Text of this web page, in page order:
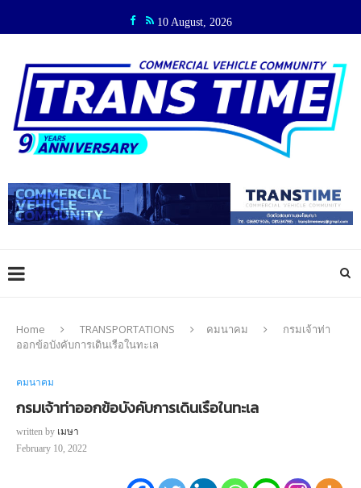
10 August, 2026
Home TRANSPORTATIONS คมนาคม
กรมเจ้าท่า
ออกข้อบังคับการเดินเรือในทะเล
คมนาคม
กรมเจ้าท่าออกข้อบังคับการเดินเรือในทะเล
written by เมษา
February 10, 2022